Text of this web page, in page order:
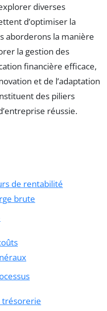
diverses
d’optimiser la
aborderons la manière
la gestion des
financière efficace,
et de l’adaptation
des piliers
réussie.
de rentabilité
brute
trésorerie